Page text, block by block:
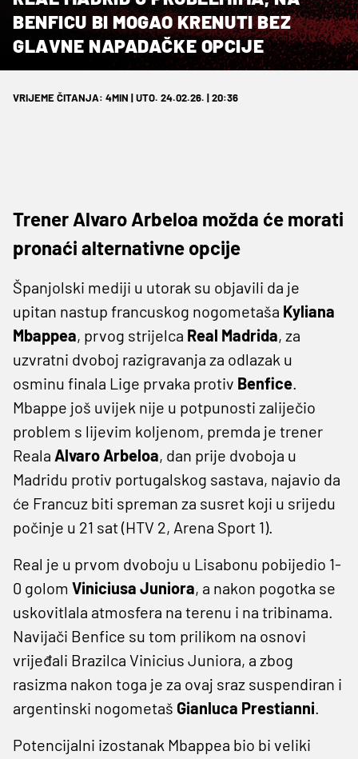
BENFICU BI MOGAO KRENUTI BEZ
GLAVNE NAPADAČKE OPCIJE
VRIJEME ČITANJA: 4MIN | UTO. 24.02.26. | 20:36
Trener Alvaro Arbeloa možda će morati
pronaći alternativne opcije
Španjolski mediji u utorak su objavili da je
upitan nastup francuskog nogometaša Kyliana
Mbappea, prvog strijelca Real Madrida, za
uzvratni dvoboj razigravanja za odlazak u
osminu finala Lige prvaka protiv Benfice.
Mbappe još uvijek nije u potpunosti zaliječio
problem s lijevim koljenom, premda je trener
Reala Alvaro Arbeloa, dan prije dvoboja u
Madridu protiv portugalskog sastava, najavio da
će Francuz biti spreman za susret koji u srijedu
počinje u 21 sat (HTV 2, Arena Sport 1).
Real je u prvom dvoboju u Lisabonu pobijedio 1-
0 golom Viniciusa Juniora, a nakon pogotka se
uskovitlala atmosfera na terenu i na tribinama.
Navijači Benfice su tom prilikom na osnovi
vrijeđali Brazilca Vinicius Juniora, a zbog
rasizma nakon toga je za ovaj sraz suspendiran i
argentinski nogometaš Gianluca Prestianni.
Potencijalni izostanak Mbappea bio bi veliki